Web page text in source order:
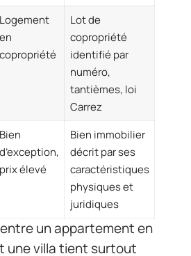
Logement
en
copropriété
Lot de
copropriété
identifié par
numéro,
tantièmes, loi
Carrez
Bien
d’exception,
prix élevé
Bien immobilier
décrit par ses
caractéristiques
physiques et
juridiques
un appartement en
une villa tient surtout